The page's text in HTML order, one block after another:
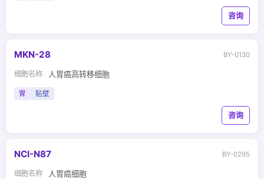
咨询
MKN-28 BY-0130
细胞名称 人胃癌高转移细胞
胃 贴壁
咨询
NCI-N87 BY-0295
细胞名称 人胃癌细胞